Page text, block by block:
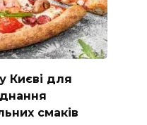
Києві для
смаків